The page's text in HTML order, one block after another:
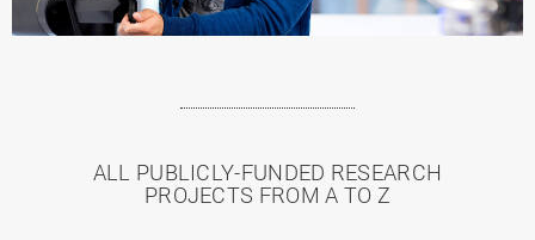
ALL PUBLICLY-FUNDED RESEARCH
PROJECTS FROM A TO Z